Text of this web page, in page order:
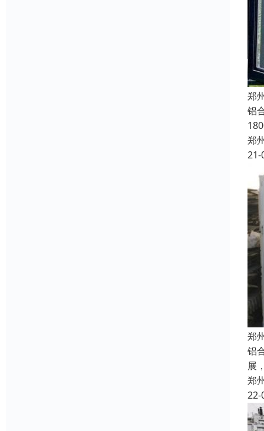
郑
铝
郑
21-
郑
铝
展
郑
22-